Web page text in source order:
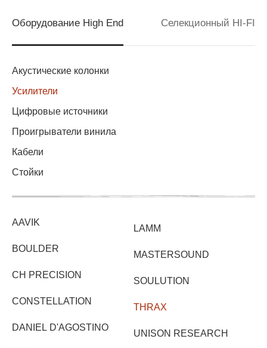
Оборудование High End Селекционный HI-FI
Акустические колонки
Усилители
Цифровые источники
Проигрыватели винила
Кабели
Стойки
AAVIK
BOULDER
CH PRECISION
CONSTELLATION
DANIEL D'AGOSTINO
LAMM
MASTERSOUND
SOULUTION
THRAX
UNISON RESEARCH